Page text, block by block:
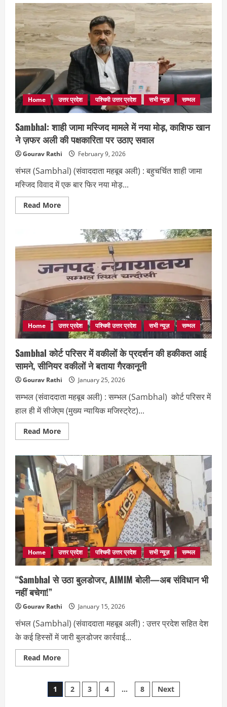
शाही
जामा
मस्जिद
विवाद
में
नया
मोड़,
काशिफ
खान
ने
ज़फर
अली
के
आरोपों
पर
दिया
जवाब
Home उत्तर प्रदेश पश्चिमी उत्तर प्रदेश सभी न्यूज़ सम्भल
Sambhal: शाही जामा मस्जिद मामले में नया मोड़, काशिफ खान
ने ज़फर अली की पक्षकारिता पर उठाए सवाल
Gourav Rathi February 9, 2026
संभल (Sambhal) (संवाददाता महबूब अली) : बहुचर्चित शाही जामा
मस्जिद विवाद में एक बार फिर नया मोड़...
Read MoreRead
more
मस्जिद
मामले
में
नया
मोड़,
काशिफ
खान
ने
ज़फर
अली
की
पक्षकारिता
पर
उठाए
सवाल
Home उत्तर प्रदेश पश्चिमी उत्तर प्रदेश सभी न्यूज़ सम्भल
Sambhal कोर्ट परिसर में वकीलों के प्रदर्शन की हकीकत आई
सामने, सीनियर वकीलों ने बताया गैरकानूनी
Gourav Rathi January 25, 2026
सम्भल (संवाददाता महबूब अली) : सम्भल (Sambhal) कोर्ट परिसर में
हाल ही में सीजेएम (मुख्य न्यायिक मजिस्ट्रेट)...
Read MoreRead
more
कोर्ट
परिसर
में
वकीलों
के
प्रदर्शन
की
हकीकत
आई
सामने,
सीनियर
वकीलों
ने
बताया
गैरकानूनी
Home उत्तर प्रदेश पश्चिमी उत्तर प्रदेश सभी न्यूज़ सम्भल
“Sambhal से उठा बुलडोजर, AIMIM बोली—अब संविधान भी
नहीं बचेगा!”
Gourav Rathi January 15, 2026
संभल (Sambhal) (संवाददाता महबूब अली) : उत्तर प्रदेश सहित देश
के कई हिस्सों में जारी बुलडोजर कार्रवाई...
Read MoreRead
more
से
बुलडोजर,
Posts
1 2 3 4 … 8 Next